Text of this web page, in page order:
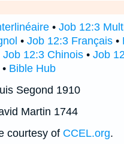
• Job 12:3
• Job 12:3 Français •
Job 12:3 Chinois • Job
• Bible Hub
Segond 1910
Martin 1744
courtesy of CCEL.org.